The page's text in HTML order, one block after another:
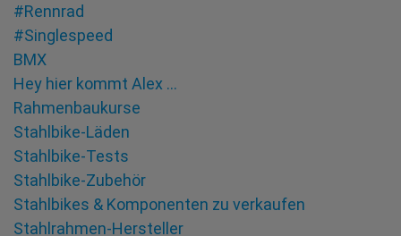
#Rennrad
#Singlespeed
BMX
Hey hier kommt Alex …
Rahmenbaukurse
Stahlbike-Läden
Stahlbike-Tests
Stahlbike-Zubehör
Stahlbikes & Komponenten zu verkaufen
Stahlrahmen-Hersteller